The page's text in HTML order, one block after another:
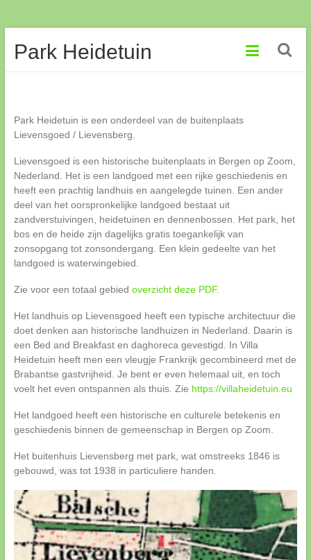
naar
Park Heidetuin
Park Heidetuin is een onderdeel van de buitenplaats
Lievensgoed / Lievensberg.
Lievensgoed is een historische buitenplaats in Bergen op Zoom,
Nederland. Het is een landgoed met een rijke geschiedenis en
heeft een prachtig landhuis en aangelegde tuinen. Een ander
deel van het oorspronkelijke landgoed bestaat uit
zandverstuivingen, heidetuinen en dennenbossen. Het park, het
bos en de heide zijn dagelijks gratis toegankelijk van
zonsopgang tot zonsondergang. Een klein gedeelte van het
landgoed is waterwingebied.
Zie voor een totaal gebied overzicht deze PDF.
Het landhuis op Lievensgoed heeft een typische architectuur die
doet denken aan historische landhuizen in Nederland. Daarin is
een Bed and Breakfast en daghoreca gevestigd. In Villa
Heidetuin heeft men een vleugje Frankrijk gecombineerd met de
Brabantse gastvrijheid. Je bent er even helemaal uit, en toch
voelt het even ontspannen als thuis. Zie https://villaheidetuin.eu
Het landgoed heeft een historische en culturele betekenis en
geschiedenis binnen de gemeenschap in Bergen op Zoom.
Het buitenhuis Lievensberg met park, wat omstreeks 1846 is
gebouwd, was tot 1938 in particuliere handen.